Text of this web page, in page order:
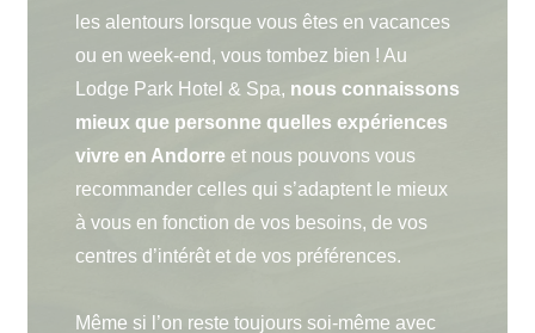
les alentours lorsque vous êtes en vacances
ou en week-end, vous tombez bien ! Au
Lodge Park Hotel & Spa, nous connaissons
mieux que personne quelles expériences
vivre en Andorre et nous pouvons vous
recommander celles qui s’adaptent le mieux
à vous en fonction de vos besoins, de vos
centres d’intérêt et de vos préférences.
Même si l’on reste toujours soi-même avec